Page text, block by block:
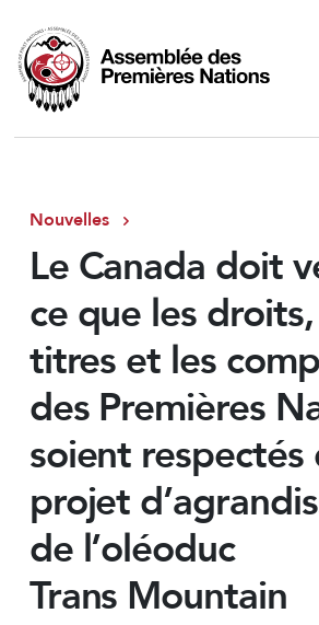
Nouvelles
Le Canada doit
ce que les
titres et les
des Premières
soient respectés
projet
de l’oléoduc
Trans Mountain